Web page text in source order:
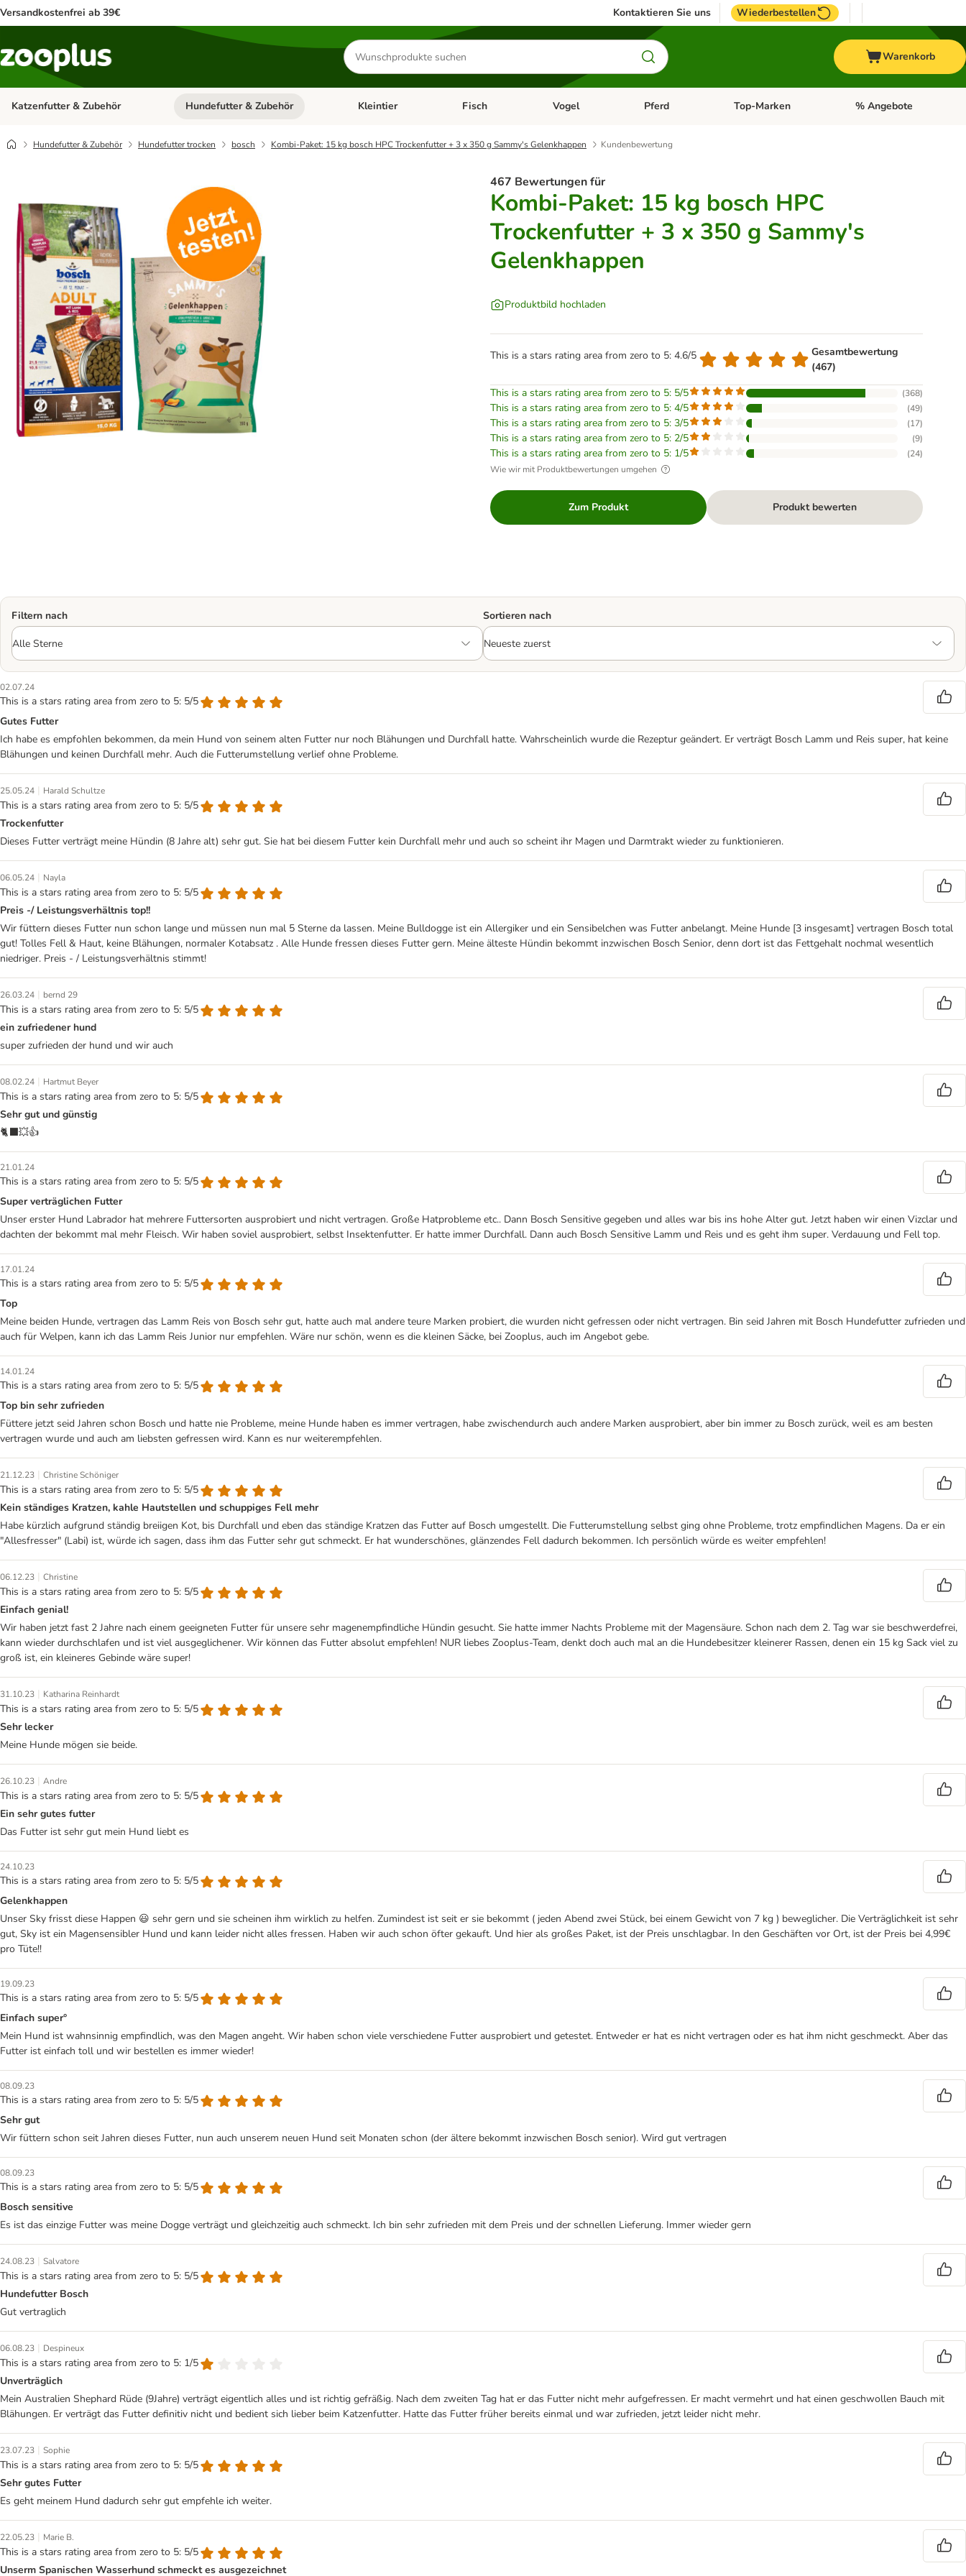
Versandkostenfrei ab 39€ Kontaktieren Sie uns Wiederbestellen
Produkte
suchen
Warenkorb
Katzenfutter & Zubehör Kategorie-Menü öffnen: Katzenfutter & Zubehör
Hundefutter & Zubehör Kategorie-Menü öffnen: Hundefutter & Zubehör
Kleintier Kategorie-Menü öffnen: Kleintier
Fisch Kategorie-Menü öffnen: Fisch
Vogel Kategorie-Menü öffnen: Vogel
Pferd Kategorie-Menü öffnen: Pferd
Top-Marken Kategorie-Menü öffnen:
% Angebote
Hundefutter & Zubehör Hundefutter trocken bosch Kombi-Paket: 15 kg bosch HPC Trockenfutter + 3 x 350 g Sammy's Gelenkhappen Kundenbewertung
467 Bewertungen für
Kombi-Paket: 15 kg bosch HPC
Trockenfutter + 3 x 350 g Sammy's
Gelenkhappen
Produktbild hochladen
This is a stars rating area from zero to 5: 4.6/5
Gesamtbewertung
(467)
This is a stars rating area from zero to 5: 5/5
(368)
This is a stars rating area from zero to 5: 4/5 (49)
This is a stars rating area from zero to 5: 3/5 (17)
This is a stars rating area from zero to 5: 2/5 (9)
This is a stars rating area from zero to 5: 1/5 (24)
Wie wir mit Produktbewertungen umgehen
Zum Produkt Produkt bewerten
Filtern nach Sortieren nach
02.07.24
This is a stars rating area from zero to 5: 5/5
Gutes Futter
Ich habe es empfohlen bekommen, da mein Hund von seinem alten Futter nur noch Blähungen und Durchfall hatte. Wahrscheinlich wurde die Rezeptur geändert. Er verträgt Bosch Lamm und Reis super, hat keine
Blähungen und keinen Durchfall mehr. Auch die Futterumstellung verlief ohne Probleme.
25.05.24 | Harald Schultze
This is a stars rating area from zero to 5: 5/5
Trockenfutter
Dieses Futter verträgt meine Hündin (8 Jahre alt) sehr gut. Sie hat bei diesem Futter kein Durchfall mehr und auch so scheint ihr Magen und Darmtrakt wieder zu funktionieren.
06.05.24 | Nayla
This is a stars rating area from zero to 5: 5/5
Preis -/ Leistungsverhältnis top!!
Wir füttern dieses Futter nun schon lange und müssen nun mal 5 Sterne da lassen. Meine Bulldogge ist ein Allergiker und ein Sensibelchen was Futter anbelangt. Meine Hunde [3 insgesamt] vertragen Bosch total
gut! Tolles Fell & Haut, keine Blähungen, normaler Kotabsatz . Alle Hunde fressen dieses Futter gern. Meine älteste Hündin bekommt inzwischen Bosch Senior, denn dort ist das Fettgehalt nochmal wesentlich
niedriger. Preis - / Leistungsverhältnis stimmt!
26.03.24 | bernd 29
This is a stars rating area from zero to 5: 5/5
ein zufriedener hund
super zufrieden der hund und wir auch
08.02.24 | Hartmut Beyer
This is a stars rating area from zero to 5: 5/5
Sehr gut und günstig
🐈‍⬛💥👍
21.01.24
This is a stars rating area from zero to 5: 5/5
Super verträglichen Futter
Unser erster Hund Labrador hat mehrere Futtersorten ausprobiert und nicht vertragen. Große Hatprobleme etc.. Dann Bosch Sensitive gegeben und alles war bis ins hohe Alter gut. Jetzt haben wir einen Vizclar und
dachten der bekommt mal mehr Fleisch. Wir haben soviel ausprobiert, selbst Insektenfutter. Er hatte immer Durchfall. Dann auch Bosch Sensitive Lamm und Reis und es geht ihm super. Verdauung und Fell top.
17.01.24
This is a stars rating area from zero to 5: 5/5
Top
Meine beiden Hunde, vertragen das Lamm Reis von Bosch sehr gut, hatte auch mal andere teure Marken probiert, die wurden nicht gefressen oder nicht vertragen. Bin seid Jahren mit Bosch Hundefutter zufrieden und
auch für Welpen, kann ich das Lamm Reis Junior nur empfehlen. Wäre nur schön, wenn es die kleinen Säcke, bei Zooplus, auch im Angebot gebe.
14.01.24
This is a stars rating area from zero to 5: 5/5
Top bin sehr zufrieden
Füttere jetzt seid Jahren schon Bosch und hatte nie Probleme, meine Hunde haben es immer vertragen, habe zwischendurch auch andere Marken ausprobiert, aber bin immer zu Bosch zurück, weil es am besten
vertragen wurde und auch am liebsten gefressen wird. Kann es nur weiterempfehlen.
21.12.23 | Christine Schöniger
This is a stars rating area from zero to 5: 5/5
Kein ständiges Kratzen, kahle Hautstellen und schuppiges Fell mehr
Habe kürzlich aufgrund ständig breiigen Kot, bis Durchfall und eben das ständige Kratzen das Futter auf Bosch umgestellt. Die Futterumstellung selbst ging ohne Probleme, trotz empfindlichen Magens. Da er ein
"Allesfresser" (Labi) ist, würde ich sagen, dass ihm das Futter sehr gut schmeckt. Er hat wunderschönes, glänzendes Fell dadurch bekommen. Ich persönlich würde es weiter empfehlen!
06.12.23 | Christine
This is a stars rating area from zero to 5: 5/5
Einfach genial!
Wir haben jetzt fast 2 Jahre nach einem geeigneten Futter für unsere sehr magenempfindliche Hündin gesucht. Sie hatte immer Nachts Probleme mit der Magensäure. Schon nach dem 2. Tag war sie beschwerdefrei,
kann wieder durchschlafen und ist viel ausgeglichener. Wir können das Futter absolut empfehlen! NUR liebes Zooplus-Team, denkt doch auch mal an die Hundebesitzer kleinerer Rassen, denen ein 15 kg Sack viel zu
groß ist, ein kleineres Gebinde wäre super!
31.10.23 | Katharina Reinhardt
This is a stars rating area from zero to 5: 5/5
Sehr lecker
Meine Hunde mögen sie beide.
26.10.23 | Andre
This is a stars rating area from zero to 5: 5/5
Ein sehr gutes futter
Das Futter ist sehr gut mein Hund liebt es
24.10.23
This is a stars rating area from zero to 5: 5/5
Gelenkhappen
Unser Sky frisst diese Happen 😃 sehr gern und sie scheinen ihm wirklich zu helfen. Zumindest ist seit er sie bekommt ( jeden Abend zwei Stück, bei einem Gewicht von 7 kg ) beweglicher. Die Verträglichkeit ist sehr
gut, Sky ist ein Magensensibler Hund und kann leider nicht alles fressen. Haben wir auch schon öfter gekauft. Und hier als großes Paket, ist der Preis unschlagbar. In den Geschäften vor Ort, ist der Preis bei 4,99€
pro Tüte!!
19.09.23
This is a stars rating area from zero to 5: 5/5
Einfach super°
Mein Hund ist wahnsinnig empfindlich, was den Magen angeht. Wir haben schon viele verschiedene Futter ausprobiert und getestet. Entweder er hat es nicht vertragen oder es hat ihm nicht geschmeckt. Aber das
Futter ist einfach toll und wir bestellen es immer wieder!
08.09.23
This is a stars rating area from zero to 5: 5/5
Sehr gut
Wir füttern schon seit Jahren dieses Futter, nun auch unserem neuen Hund seit Monaten schon (der ältere bekommt inzwischen Bosch senior). Wird gut vertragen
08.09.23
This is a stars rating area from zero to 5: 5/5
Bosch sensitive
Es ist das einzige Futter was meine Dogge verträgt und gleichzeitig auch schmeckt. Ich bin sehr zufrieden mit dem Preis und der schnellen Lieferung. Immer wieder gern
24.08.23 | Salvatore
This is a stars rating area from zero to 5: 5/5
Hundefutter Bosch
Gut vertraglich
06.08.23 | Despineux
This is a stars rating area from zero to 5: 1/5
Unverträglich
Mein Australien Shephard Rüde (9Jahre) verträgt eigentlich alles und ist richtig gefräßig. Nach dem zweiten Tag hat er das Futter nicht mehr aufgefressen. Er macht vermehrt und hat einen geschwollen Bauch mit
Blähungen. Er verträgt das Futter definitiv nicht und bedient sich lieber beim Katzenfutter. Hatte das Futter früher bereits einmal und war zufrieden, jetzt leider nicht mehr.
23.07.23 | Sophie
This is a stars rating area from zero to 5: 5/5
Sehr gutes Futter
Es geht meinem Hund dadurch sehr gut empfehle ich weiter.
22.05.23 | Marie B.
This is a stars rating area from zero to 5: 5/5
Unserm Spanischen Wasserhund schmeckt es ausgezeichnet